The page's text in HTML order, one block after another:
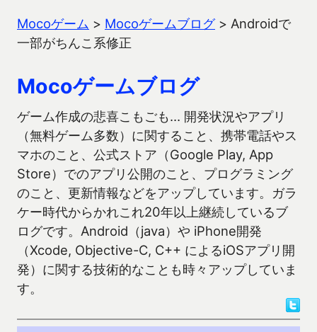
Mocoゲーム > Mocoゲームブログ> Androidで
一部がちんこ系修正
Mocoゲームブログ
ゲーム作成の悲喜こもごも… 開発状況やアプリ
（無料ゲーム多数）に関すること、携帯電話やス
マホのこと、公式ストア（Google Play, App
Store）でのアプリ公開のこと、プログラミング
のこと、更新情報などをアップしています。ガラ
ケー時代からかれこれ20年以上継続しているブ
ログです。Android（java）や iPhone開発
（Xcode, Objective-C, C++ によるiOSアプリ開
発）に関する技術的なことも時々アップしていま
す。